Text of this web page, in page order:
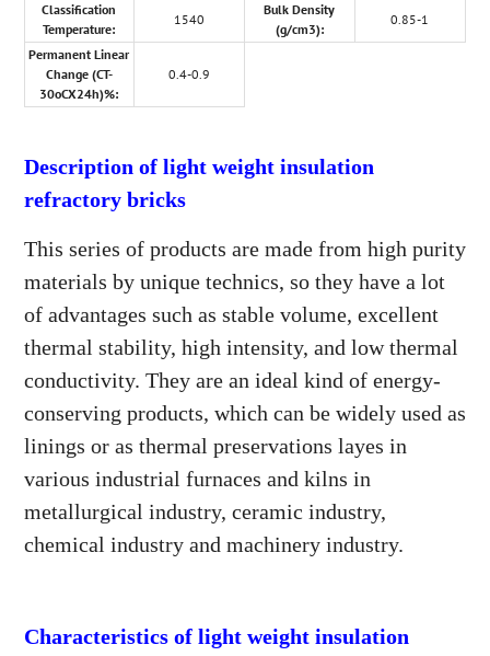
Classification
Temperature:
1540
Bulk Density
(g/cm3):
0.85-1
Permanent Linear
Change (CT-
30oCX24h)%:
0.4-0.9
Description of light weight insulation
refractory bricks
This series of products are made from high purity
materials by unique technics, so they have a lot
of advantages such as stable volume, excellent
thermal stability, high intensity, and low thermal
conductivity. They are an ideal kind of energy-
conserving products, which can be widely used as
linings or as thermal preservations layes in
various industrial furnaces and kilns in
metallurgical industry, ceramic industry,
chemical industry and machinery industry.
Characteristics of light weight insulation